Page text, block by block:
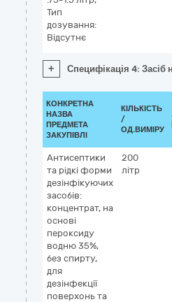
Тип
дозування:
Відсутнє
+ Специфікація 4: Засіб
КОНКРЕТНА
НАЗВА
ПРЕДМЕТА
ЗАКУПІВЛІ
КІЛЬКІСТЬ
/
ОД.ВИМІРУ
Антисептики
та рідкі форми
дезінфікуючих
засобів:
концентрат, на
основі
пероксиду
водню 35%,
без спирту,
для
дезінфекції
поверхонь та
200
літр